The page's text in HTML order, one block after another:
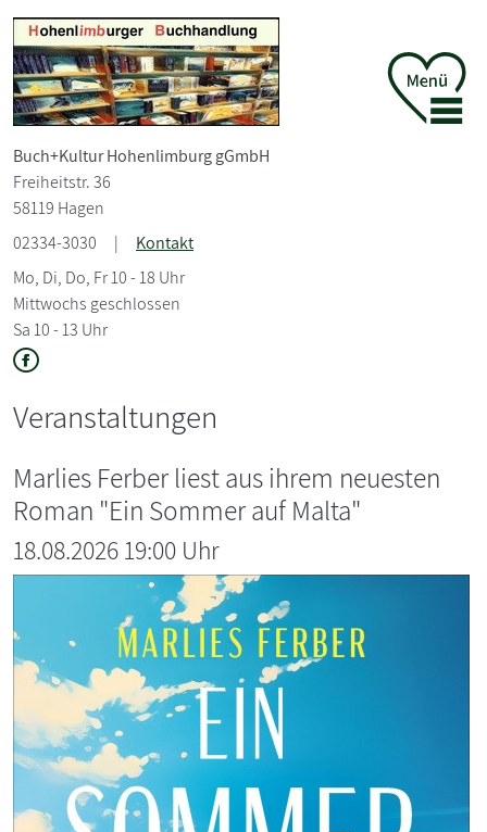
Buch+Kultur Hohenlimburg gGmbH
Freiheitstr. 36
58119 Hagen
02334-3030
|
Kontakt
Mo, Di, Do, Fr 10 - 18 Uhr
Mittwochs geschlossen
Sa 10 - 13 Uhr
Veranstaltungen
Marlies Ferber liest aus ihrem neuesten
Roman "Ein Sommer auf Malta"
18.08.2026 19:00 Uhr